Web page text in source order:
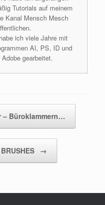
Tutorials auf meinem
Kanal Mensch Mesch
ich viele Jahre mit
AI, PS, ID und
gearbeitet.
– Büroklammern…
→